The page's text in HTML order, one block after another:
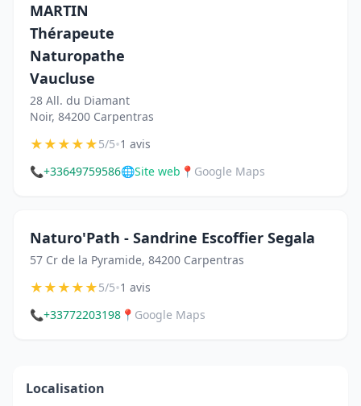
MARTIN
Thérapeute
Naturopathe
Vaucluse
28 All. du Diamant
Noir, 84200 Carpentras
★★★★★5/5•1 avis
📞+33649759586🌐Site web 📍 Google Maps
Naturo'Path - Sandrine Escoffier Segala
57 Cr de la Pyramide, 84200 Carpentras
★★★★★5/5•1 avis
📞+33772203198 📍 Google Maps
Localisation